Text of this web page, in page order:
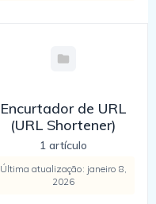
Encurtador de URL
(URL Shortener)
1 artículo
Última atualização: janeiro 8,
2026